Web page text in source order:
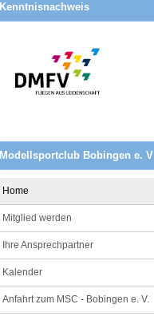
Kenntnisnachweis
Modellsportclub Bobingen e. V
Home
Mitglied werden
Ihre Ansprechpartner
Kalender
Anfahrt zum MSC - Bobingen e. V.